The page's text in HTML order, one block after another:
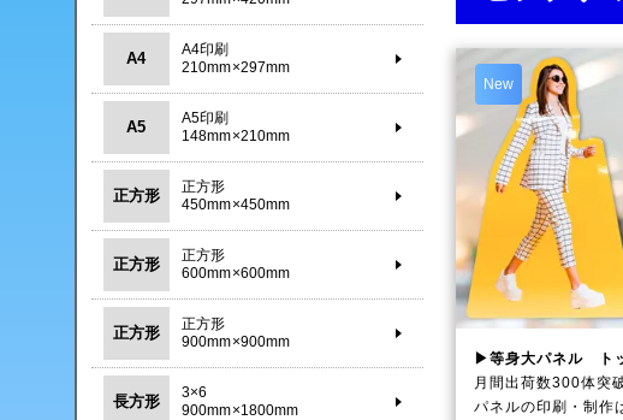
New
▶等身大パネル ト
月間出荷数300体突
パネルの印刷・制作
A4
A4印刷
210mm×297mm
A5
A5印刷
148mm×210mm
正方形
正方形
450mm×450mm
正方形
正方形
600mm×600mm
正方形
正方形
900mm×900mm
長方形
3×6
900mm×1800mm